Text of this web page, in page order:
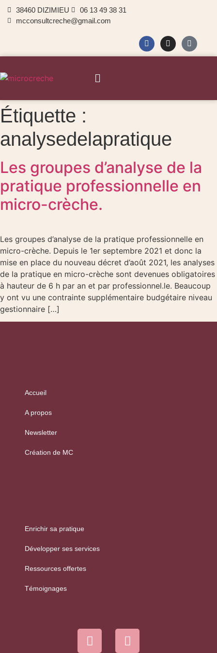
38460 DIZIMIEU
06 13 49 38 31
mcconsultcreche@gmail.com
Étiquette :
analysedelapratique
Les groupes d’analyse de la
pratique professionnelle en
micro-crèche.
Les groupes d’analyse de la pratique professionnelle en
micro-crèche. Depuis le 1er septembre 2021 et donc la
mise en place du nouveau décret d’août 2021, les analyses
de la pratique en micro-crèche sont devenues obligatoires
à hauteur de 6 h par an et par professionnel.le. Beaucoup
y ont vu une contrainte supplémentaire budgétaire niveau
gestionnaire […]
Accueil
A propos
Newsletter
Création de MC
Enrichir sa pratique
Développer ses services
Ressources offertes
Témoignages